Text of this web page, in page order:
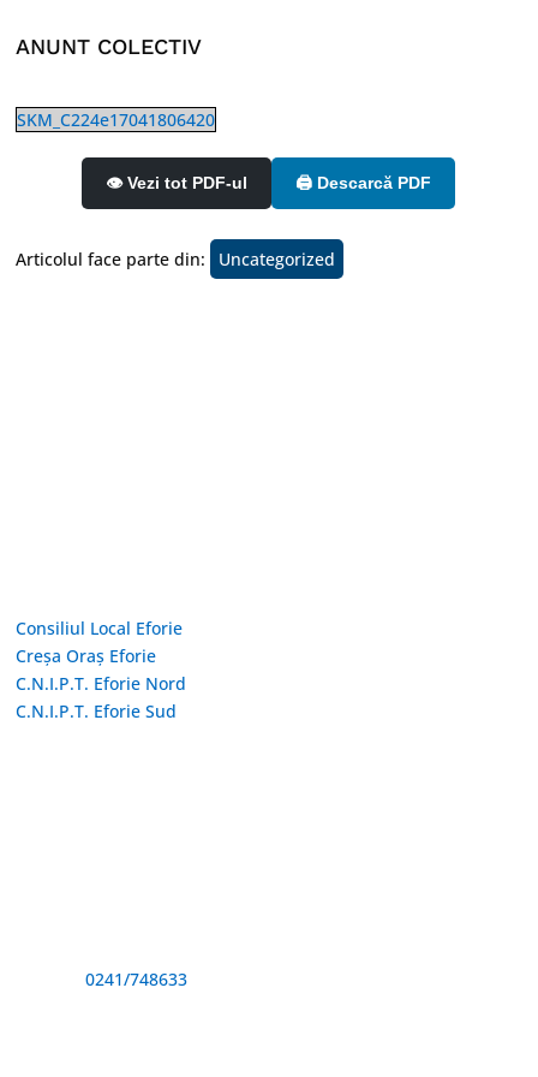
ANUNT COLECTIV
SKM_C224e17041806420
👁️ Vezi tot PDF-ul 🖨️ Descarcă PDF
Articolul face parte din: Uncategorized
Consiliul Local Eforie
Creșa Oraș Eforie
C.N.I.P.T. Eforie Nord
C.N.I.P.T. Eforie Sud
Telefon:0241/748633